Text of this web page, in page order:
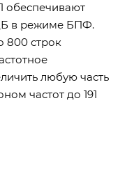
обеспечивают
в режиме БПФ.
800 строк
любую часть
частот до 191